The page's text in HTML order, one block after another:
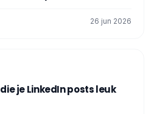
26 jun 2026
je LinkedIn posts leuk